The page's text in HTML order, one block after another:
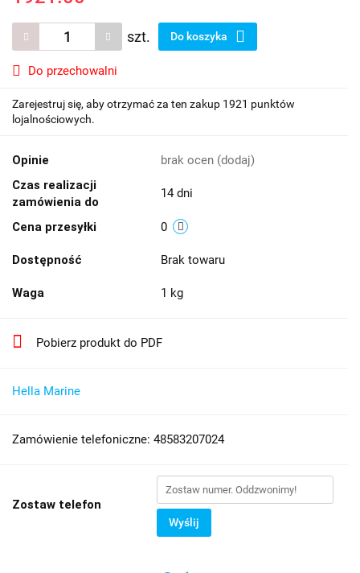
szt. Do koszyka
Do przechowalni
Zarejestruj się, aby otrzymać za ten zakup 1921 punktów
lojalnościowych.
Opinie brak ocen (dodaj)
Czas realizacji
zamówienia do
14 dni
Cena przesyłki 0
Dostępność Brak towaru
Waga 1 kg
Pobierz produkt do PDF
Hella Marine
Zamówienie telefoniczne: 48583207024
Zostaw telefon
Wyślij